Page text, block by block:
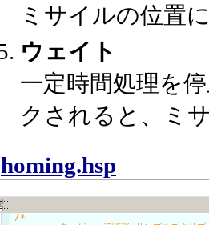
ミサイルの位置
ウェイト
一定時間処理を
クされると、ミ
homing.hsp
/*